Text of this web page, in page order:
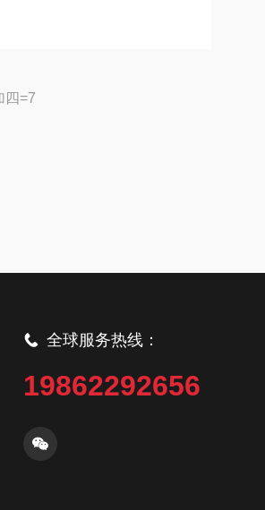
四=7
全球服务热线：
19862292656